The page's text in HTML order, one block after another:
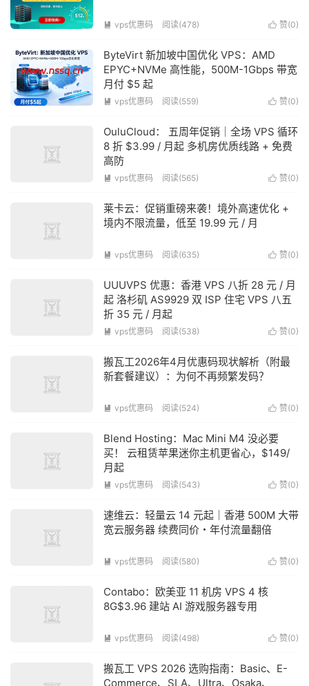
 赞(0)
 vps优惠码 阅读(478)
ByteVirt 新加坡中国优化 VPS：AMD
EPYC+NVMe 高性能，500M-1Gbps 带宽
月付 $5 起
 赞(0)
 vps优惠码 阅读(559)
OuluCloud： 五周年促销｜全场 VPS 循环
8 折 $3.99 / 月起 多机房优质线路 + 免费
高防
 赞(0)
 vps优惠码 阅读(565)
莱卡云：促销重磅来袭！境外高速优化 +
境内不限流量，低至 19.99 元 / 月
 赞(0)
 vps优惠码 阅读(635)
UUUVPS 优惠：香港 VPS 八折 28 元 / 月
起 洛杉矶 AS9929 双 ISP 住宅 VPS 八五
折 35 元 / 月起
 赞(0)
 vps优惠码 阅读(538)
搬瓦工2026年4月优惠码现状解析（附最
新套餐建议）：为何不再频繁发码？
 赞(0)
 vps优惠码 阅读(524)
Blend Hosting：Mac Mini M4 没必要
买！ 云租赁苹果迷你主机更省心，$149/
月起
 赞(0)
 vps优惠码 阅读(543)
速维云：轻量云 14 元起｜香港 500M 大带
宽云服务器 续费同价・年付流量翻倍
 赞(0)
 vps优惠码 阅读(580)
Contabo：欧美亚 11 机房 VPS 4 核
8G$3.96 建站 AI 游戏服务器专用
 赞(0)
 vps优惠码 阅读(498)
搬瓦工 VPS 2026 选购指南：Basic、E-
Commerce、SLA、Ultra、Osaka、